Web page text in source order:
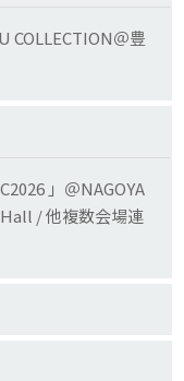
COLLECTION＠豊
」＠NAGOYA
/ 他複数会場連